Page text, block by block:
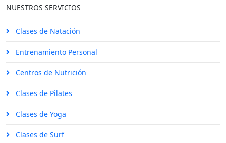
NUESTROS SERVICIOS
Clases de Natación
Entrenamiento Personal
Centros de Nutrición
Clases de Pilates
Clases de Yoga
Clases de Surf